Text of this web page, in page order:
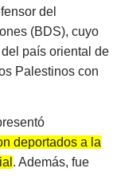
del
(BDS), cuyo
país oriental de
Palestinos con
deportados a la
. Además, fue